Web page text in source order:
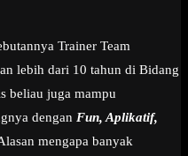
Trainer Team
lebih dari 10 tahun di Bidang
beliau juga mampu
dengan Fun, Aplikatif,
mengapa banyak